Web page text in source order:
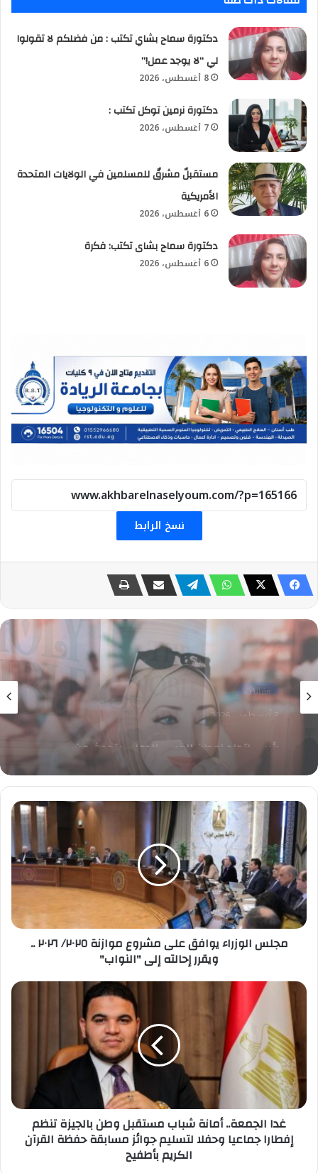
دكتورة سماح بشاي تكتب : من فضلكم لا تقولوا
لي “لا يوجد عمل!”
8 أغسطس، 2026
​دكتورة نرمين توكل تكتب :
7 أغسطس، 2026
مستقبلٌ مشرقٌ للمسلمين في الولايات المتحدة
الأمريكية
6 أغسطس، 2026
دكتورة سماح بشاى تكتب: فكرة
6 أغسطس، 2026
نسخ الرابط
مقالات
28 يوليو، 2026
هنا شلبي تكتب : أسباب إنتشار العنف في الآونة
الأخيرة
مجلس
الوزراء
يوافق
على
مشروع
موازنة
٢٠٢٥/
٢٠٢٦
..
"النواب"
مجلس الوزراء يوافق على مشروع موازنة ٢٠٢٥/ ٢٠٢٦ ..
ويقرر إحالته إلى "النواب"
غدا
الجمعة..
أمانة
شباب
مستقبل
وطن
بالجيزة
تنظم
إفطارا
جماعيا
وحفلا
لتسليم
غدا الجمعة.. أمانة شباب مستقبل وطن بالجيزة تنظم
إفطارا جماعيا وحفلا لتسليم جوائز مسابقة حفظة القرآن
الكريم بأطفيح